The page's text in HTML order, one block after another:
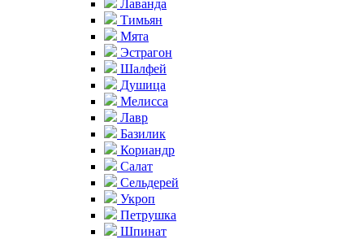
Лаванда
Тимьян
Мята
Эстрагон
Шалфей
Душица
Мелисса
Лавр
Базилик
Кориандр
Салат
Сельдерей
Укроп
Петрушка
Шпинат